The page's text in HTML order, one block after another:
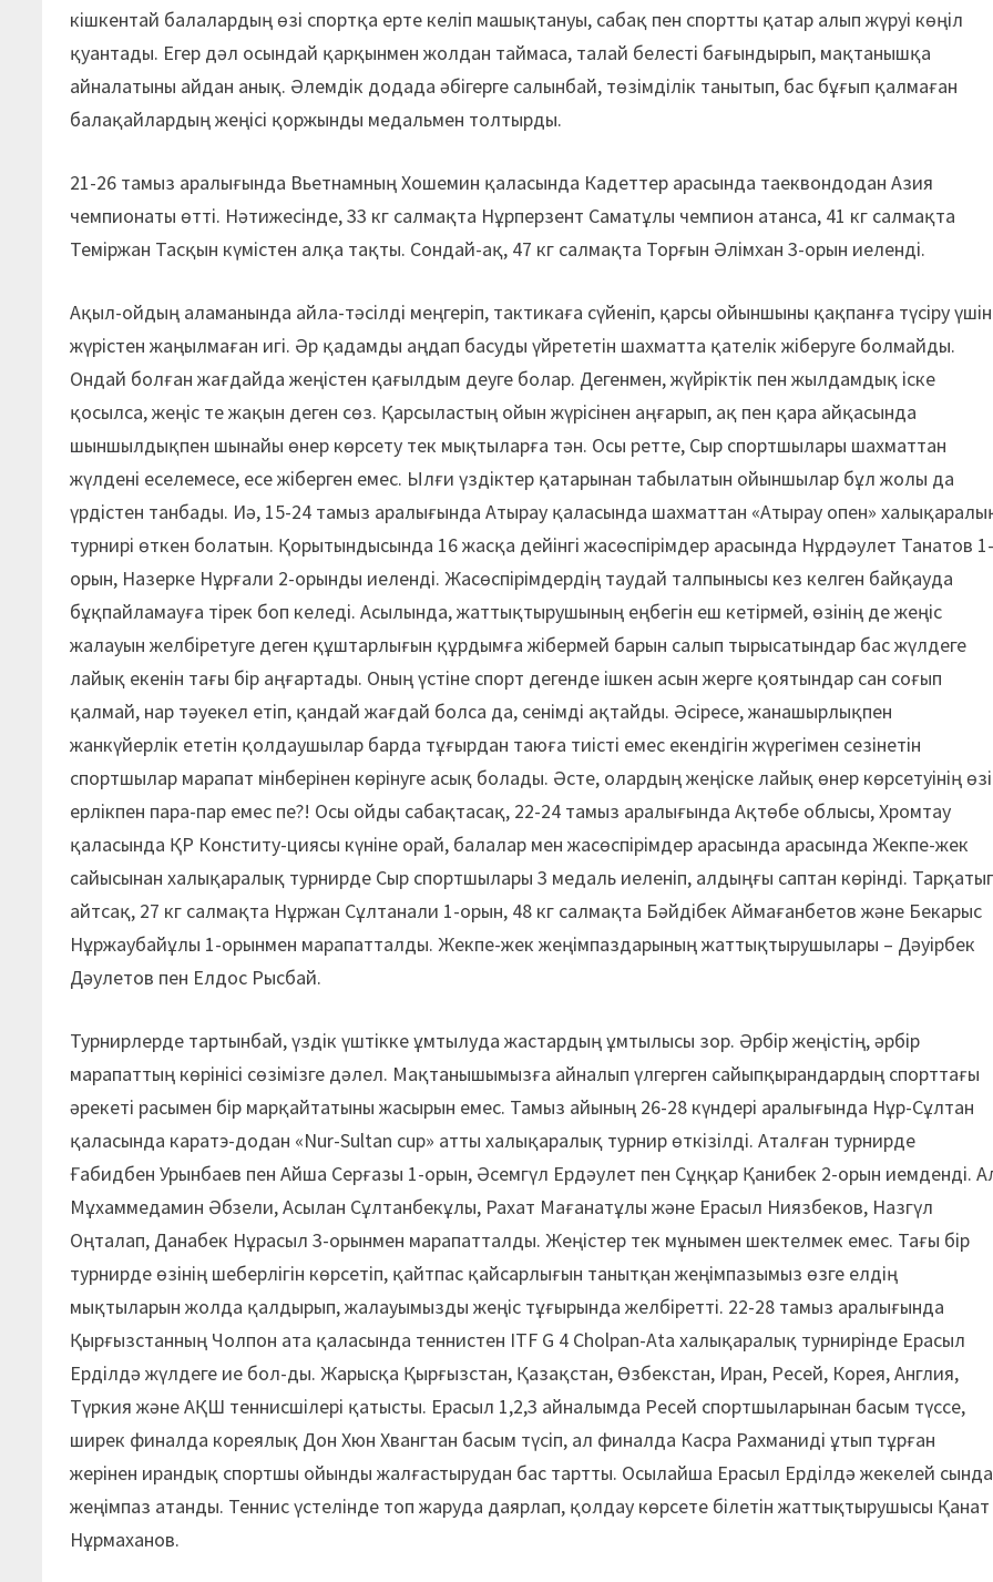
кішкентай балалардың өзі спортқа ерте келіп машықтануы, сабақ пен спортты қатар алып жүруі көңіл
қуантады. Егер дәл осындай қарқынмен жолдан таймаса, талай белесті бағындырып, мақтанышқа
айналатыны айдан анық. Әлемдік додада әбігерге салынбай, төзімділік танытып, бас бұғып қалмаған
балақайлардың жеңісі қоржынды медальмен толтырды.
21-26 тамыз аралығында Вьетнамның Хошемин қаласында Кадеттер арасында таеквондодан Азия
чемпионаты өтті. Нәтижесінде, 33 кг салмақта Нұрперзент Саматұлы чемпион атанса, 41 кг салмақта
Теміржан Тасқын күмістен алқа тақты. Сондай-ақ, 47 кг салмақта Торғын Әлімхан 3-орын иеленді.
Ақыл-ойдың аламанында айла-тәсілді меңгеріп, тактикаға сүйеніп, қарсы ойыншыны қақпанға түсіру үшін
жүрістен жаңылмаған игі. Әр қадамды аңдап басуды үйрететін шахматта қателік жіберуге болмайды.
Ондай болған жағдайда жеңістен қағылдым деуге болар. Дегенмен, жүйріктік пен жылдамдық іске
қосылса, жеңіс те жақын деген сөз. Қарсыластың ойын жүрісінен аңғарып, ақ пен қара айқасында
шыншылдықпен шынайы өнер көрсету тек мықтыларға тән. Осы ретте, Сыр спортшылары шахматтан
жүлдені еселемесе, есе жіберген емес. Ылғи үздіктер қатарынан табылатын ойыншылар бұл жолы да
үрдістен танбады. Иә, 15-24 тамыз аралығында Атырау қаласында шахматтан «Атырау опен»
турнирі өткен болатын. Қорытындысында 16 жасқа дейінгі жасөспірімдер арасында Нұрдәулет Танатов
орын, Назерке Нұрғали 2-орынды иеленді. Жасөспірімдердің таудай талпынысы кез келген байқауда
бұқпайламауға тірек боп келеді. Асылында, жаттықтырушының еңбегін еш кетірмей, өзінің де жеңіс
жалауын желбіретуге деген құштарлығын құрдымға жібермей барын салып тырысатындар бас жүлдеге
лайық екенін тағы бір аңғартады. Оның үстіне спорт дегенде ішкен асын жерге қоятындар сан соғып
қалмай, нар тәуекел етіп, қандай жағдай болса да, сенімді ақтайды. Әсіресе, жанашырлықпен
жанкүйерлік ететін қолдаушылар барда тұғырдан таюға тиісті емес екендігін жүрегімен сезінетін
спортшылар марапат мінберінен көрінуге асық болады. Әсте, олардың жеңіске лайық өнер көрсетуінің өзі
ерлікпен пара-пар емес пе?! Осы ойды сабақтасақ, 22-24 тамыз аралығында Ақтөбе облысы, Хромтау
қаласында ҚР Конститу-циясы күніне орай, балалар мен жасөспірімдер арасында арасында Жекпе-жек
сайысынан халықаралық турнирде Сыр спортшылары 3 медаль иеленіп, алдыңғы саптан көрінді.
айтсақ, 27 кг салмақта Нұржан Сұлтанали 1-орын, 48 кг салмақта Бәйдібек Аймағанбетов және Бекарыс
Нұржаубайұлы 1-орынмен марапатталды. Жекпе-жек жеңімпаздарының жаттықтырушылары – Дәуірбек
Дәулетов пен Елдос Рысбай.
Турнирлерде тартынбай, үздік үштікке ұмтылуда жастардың ұмтылысы зор. Әрбір жеңістің, әрбір
марапаттың көрінісі сөзімізге дәлел. Мақтанышымызға айналып үлгерген сайыпқырандардың спорттағы
әрекеті расымен бір марқайтатыны жасырын емес. Тамыз айының 26-28 күндері аралығында Нұр-Сұлтан
қаласында каратэ-додан «Nur-Sultan cup» атты халықаралық турнир өткізілді. Аталған турнирде
Ғабидбен Урынбаев пен Айша Серғазы 1-орын, Әсемгүл Ердәулет пен Сұңқар Қанибек 2-орын иемденді.
Мұхаммедамин Әбзели, Асылан Сұлтанбекұлы, Рахат Мағанатұлы және Ерасыл Ниязбеков, Назгүл
Оңталап, Данабек Нұрасыл 3-орынмен марапатталды. Жеңістер тек мұнымен шектелмек емес. Тағы бір
турнирде өзінің шеберлігін көрсетіп, қайтпас қайсарлығын танытқан жеңімпазымыз өзге елдің
мықтыларын жолда қалдырып, жалауымызды жеңіс тұғырында желбіретті. 22-28 тамыз аралығында
Қырғызстанның Чолпон ата қаласында теннистен ITF G 4 Cholpan-Ata халықаралық турнирінде Ерасыл
Ерділдә жүлдеге ие бол-ды. Жарысқа Қырғызстан, Қазақстан, Өзбекстан, Иран, Ресей, Корея, Англия,
Түркия және АҚШ теннисшілері қатысты. Ерасыл 1,2,3 айналымда Ресей спортшыларынан басым түссе,
ширек финалда кореялық Дон Хюн Хвангтан басым түсіп, ал финалда Касра Рахманиді ұтып тұрған
жерінен ирандық спортшы ойынды жалғастырудан бас тартты. Осылайша Ерасыл Ерділдә жекелей сында
жеңімпаз атанды. Теннис үстелінде топ жаруда даярлап, қолдау көрсете білетін жаттықтырушысы Қанат
Нұрмаханов.